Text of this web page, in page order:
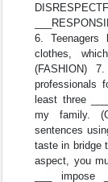
6. Teenagers
clothes,
(FASHION)
professionals
least three
my family.
sentences
taste in bridge
aspect, you
___